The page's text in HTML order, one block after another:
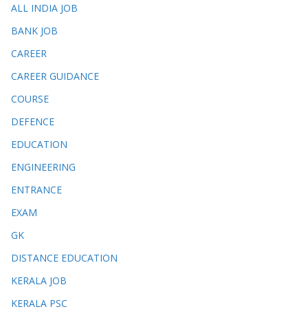
ALL INDIA JOB
BANK JOB
CAREER
CAREER GUIDANCE
COURSE
DEFENCE
EDUCATION
ENGINEERING
ENTRANCE
EXAM
GK
DISTANCE EDUCATION
KERALA JOB
KERALA PSC